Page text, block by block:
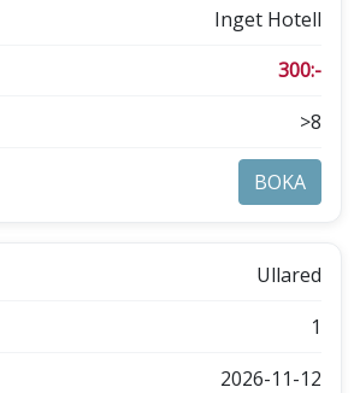
Inget Hotell
300:-
>8
BOKA
Ullared
1
2026-11-12